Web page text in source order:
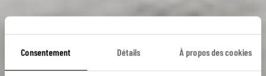
Consentement Détails À propos des cookies